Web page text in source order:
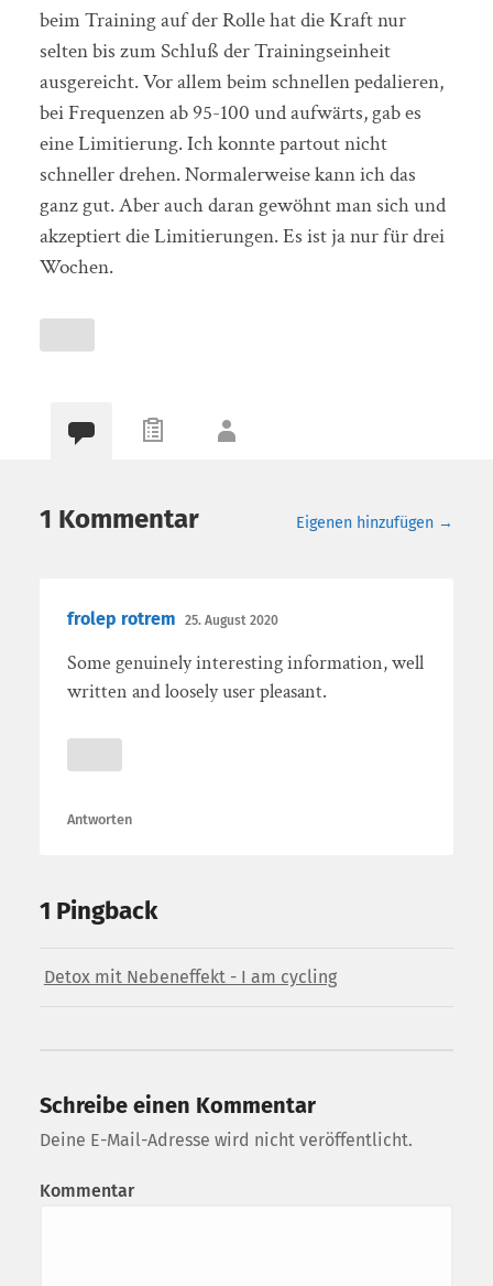
beim Training auf der Rolle hat die Kraft nur
selten bis zum Schluß der Trainingseinheit
ausgereicht. Vor allem beim schnellen pedalieren,
bei Frequenzen ab 95-100 und aufwärts, gab es
eine Limitierung. Ich konnte partout nicht
schneller drehen. Normalerweise kann ich das
ganz gut. Aber auch daran gewöhnt man sich und
akzeptiert die Limitierungen. Es ist ja nur für drei
Wochen.
1 Kommentar Eigenen hinzufügen →
frolep rotrem 25. August 2020
Some genuinely interesting information, well
written and loosely user pleasant.
Antworten
1 Pingback
Detox mit Nebeneffekt - I am cycling
Schreibe einen Kommentar
Deine E-Mail-Adresse wird nicht veröffentlicht.
Kommentar